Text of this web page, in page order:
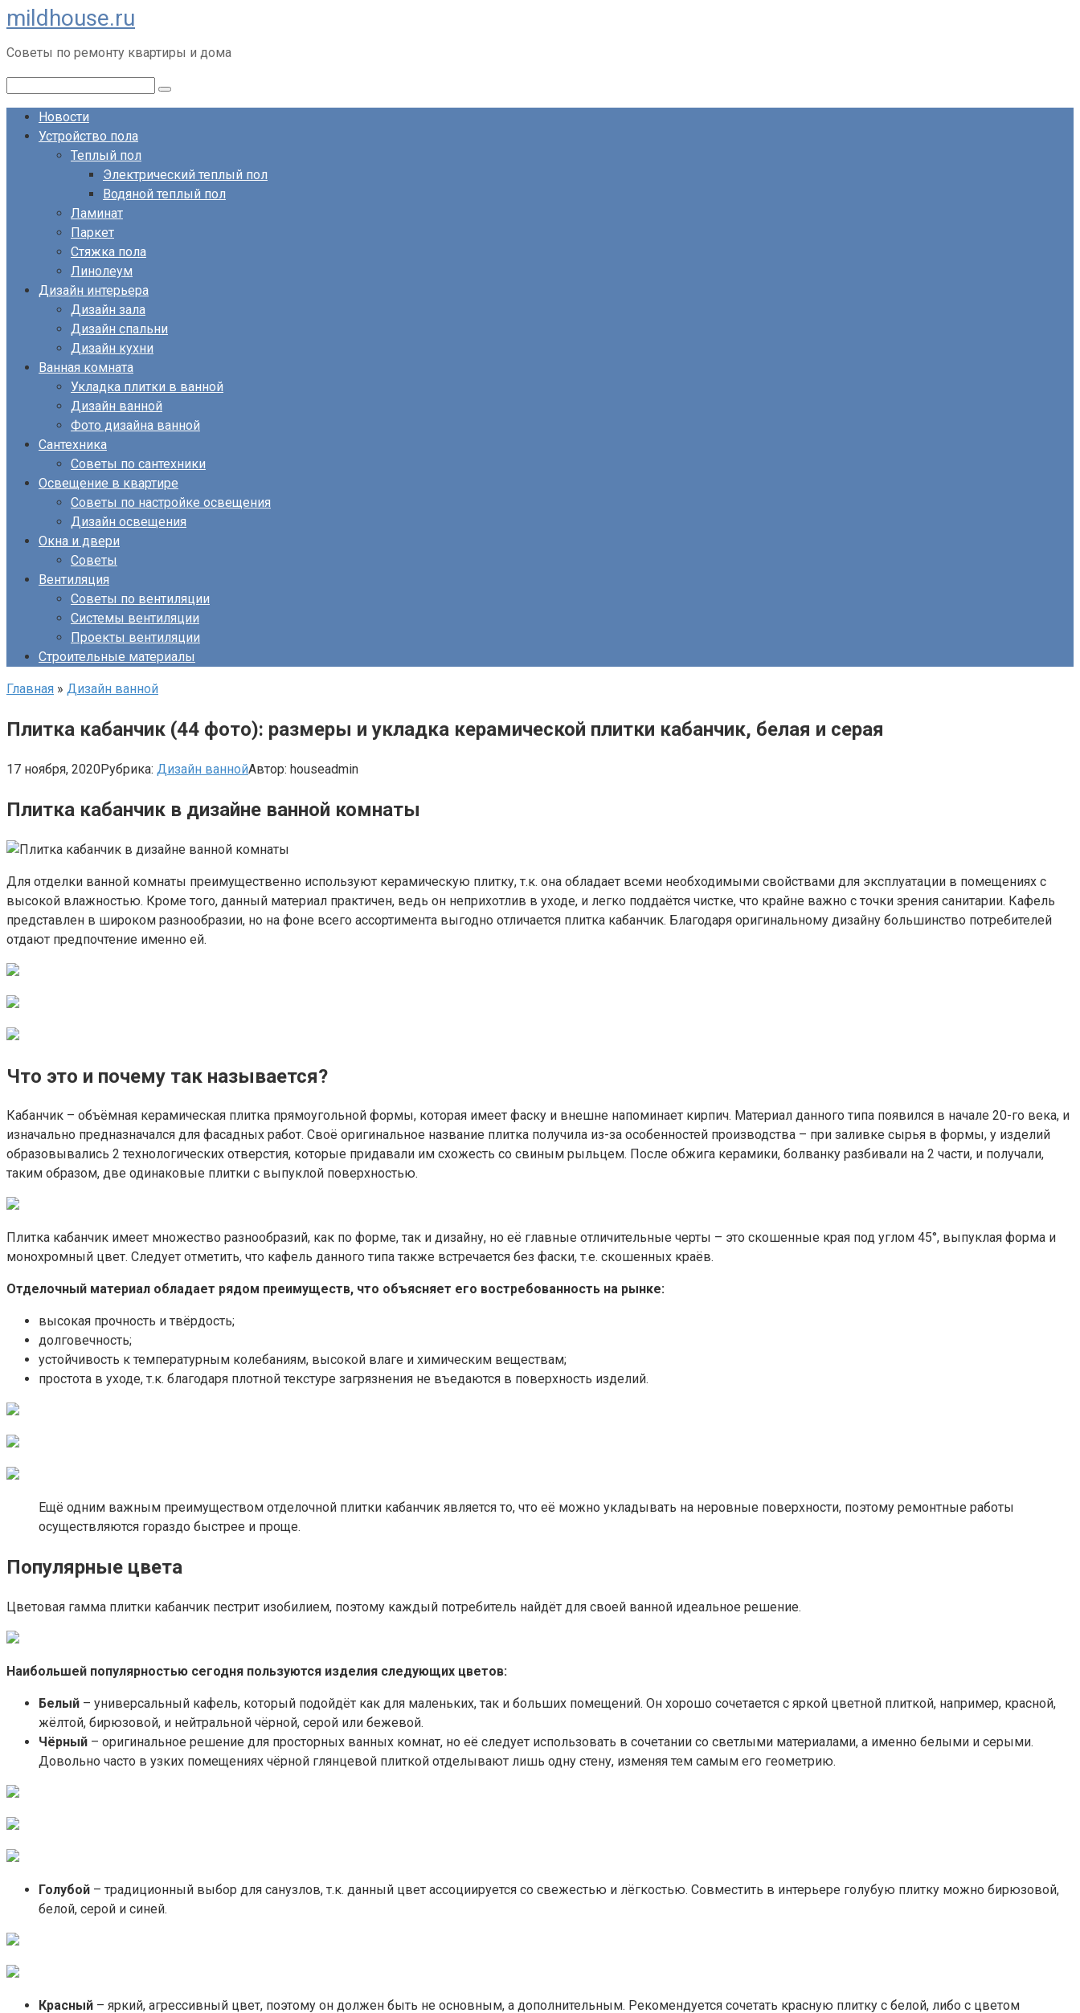
Перейти
к
контенту
mildhouse.ru
Советы по ремонту квартиры и дома
Новости
Устройство пола
Теплый пол
Электрический теплый пол
Водяной теплый пол
Ламинат
Паркет
Стяжка пола
Линолеум
Дизайн интерьера
Дизайн зала
Дизайн спальни
Дизайн кухни
Ванная комната
Укладка плитки в ванной
Дизайн ванной
Фото дизайна ванной
Сантехника
Советы по сантехники
Освещение в квартире
Советы по настройке освещения
Дизайн освещения
Окна и двери
Советы
Вентиляция
Советы по вентиляции
Системы вентиляции
Проекты вентиляции
Строительные материалы
Главная » Дизайн ванной
Плитка кабанчик (44 фото): размеры и укладка керамической плитки кабанчик, белая и серая
17 ноября, 2020Рубрика: Дизайн ваннойАвтор: houseadmin
Плитка кабанчик в дизайне ванной комнаты
Для отделки ванной комнаты преимущественно используют керамическую плитку, т.к. она обладает всеми необходимыми свойствами для эксплуатации в помещениях с
высокой влажностью. Кроме того, данный материал практичен, ведь он неприхотлив в уходе, и легко поддаётся чистке, что крайне важно с точки зрения санитарии. Кафель
представлен в широком разнообразии, но на фоне всего ассортимента выгодно отличается плитка кабанчик. Благодаря оригинальному дизайну большинство потребителей
отдают предпочтение именно ей.
Что это и почему так называется?
Кабанчик – объёмная керамическая плитка прямоугольной формы, которая имеет фаску и внешне напоминает кирпич. Материал данного типа появился в начале 20-го века, и
изначально предназначался для фасадных работ. Своё оригинальное название плитка получила из-за особенностей производства – при заливке сырья в формы, у изделий
образовывались 2 технологических отверстия, которые придавали им схожесть со свиным рыльцем. После обжига керамики, болванку разбивали на 2 части, и получали,
таким образом, две одинаковые плитки с выпуклой поверхностью.
Плитка кабанчик имеет множество разнообразий, как по форме, так и дизайну, но её главные отличительные черты – это скошенные края под углом 45°, выпуклая форма и
монохромный цвет. Следует отметить, что кафель данного типа также встречается без фаски, т.е. скошенных краёв.
Отделочный материал обладает рядом преимуществ, что объясняет его востребованность на рынке:
высокая прочность и твёрдость;
долговечность;
устойчивость к температурным колебаниям, высокой влаге и химическим веществам;
простота в уходе, т.к. благодаря плотной текстуре загрязнения не въедаются в поверхность изделий.
Ещё одним важным преимуществом отделочной плитки кабанчик является то, что её можно укладывать на неровные поверхности, поэтому ремонтные работы
осуществляются гораздо быстрее и проще.
Популярные цвета
Цветовая гамма плитки кабанчик пестрит изобилием, поэтому каждый потребитель найдёт для своей ванной идеальное решение.
Наибольшей популярностью сегодня пользуются изделия следующих цветов:
Белый – универсальный кафель, который подойдёт как для маленьких, так и больших помещений. Он хорошо сочетается с яркой цветной плиткой, например, красной,
жёлтой, бирюзовой, и нейтральной чёрной, серой или бежевой.
Чёрный – оригинальное решение для просторных ванных комнат, но её следует использовать в сочетании со светлыми материалами, а именно белыми и серыми.
Довольно часто в узких помещениях чёрной глянцевой плиткой отделывают лишь одну стену, изменяя тем самым его геометрию.
Голубой – традиционный выбор для санузлов, т.к. данный цвет ассоциируется со свежестью и лёгкостью. Совместить в интерьере голубую плитку можно бирюзовой,
белой, серой и синей.
Красный – яркий, агрессивный цвет, поэтому он должен быть не основным, а дополнительным. Рекомендуется сочетать красную плитку с белой, либо с цветом